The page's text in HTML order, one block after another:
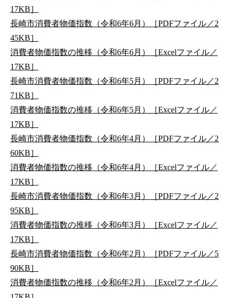
17KB］
長崎市消費者物価指数（令和6年6月）［PDFファイル／2
45KB］
消費者物価指数の推移（令和6年6月）［Excelファイル／
17KB］
長崎市消費者物価指数（令和6年5月）［PDFファイル／2
71KB］
消費者物価指数の推移（令和6年5月）［Excelファイル／
17KB］
長崎市消費者物価指数（令和6年4月）［PDFファイル／2
60KB］
消費者物価指数の推移（令和6年4月）［Excelファイル／
17KB］
長崎市消費者物価指数（令和6年3月）［PDFファイル／2
95KB］
消費者物価指数の推移（令和6年3月）［Excelファイル／
17KB］
長崎市消費者物価指数（令和6年2月）［PDFファイル／5
90KB］
消費者物価指数の推移（令和6年2月）［Excelファイル／